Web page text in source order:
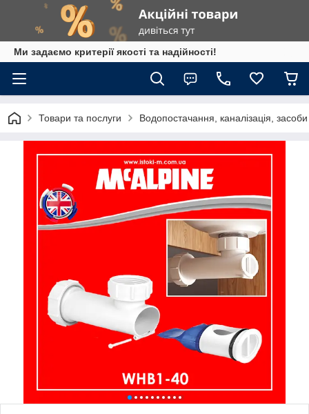
Ми задаємо критерії якості та надійності!
Товари та послуги Водопостачання, каналізація,